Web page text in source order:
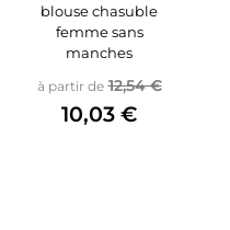
blouse chasuble
femme sans
manches
à partir de Prix de base
12,54 €Prix
10,03 €